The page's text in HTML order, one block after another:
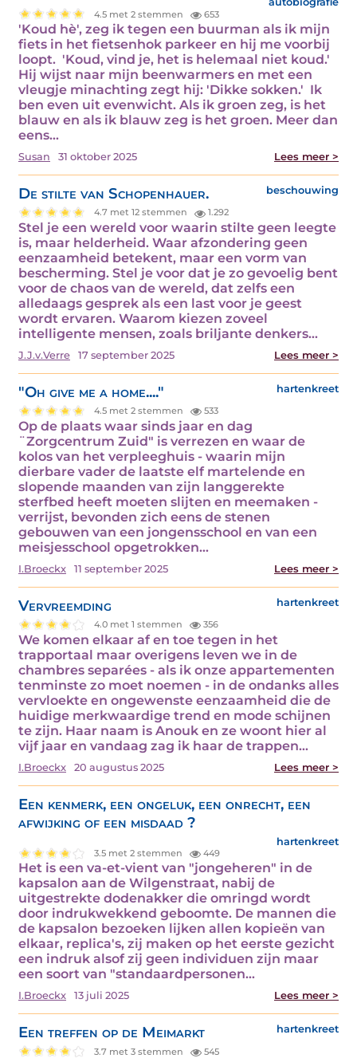
4.5 met 2 stemmen 653
'Koud hè', zeg ik tegen een buurman als ik mijn
fiets in het fietsenhok parkeer en hij me voorbij
loopt. 'Koud, vind je, het is helemaal niet koud.'
Hij wijst naar mijn beenwarmers en met een
vleugje minachting zegt hij: 'Dikke sokken.' Ik
ben even uit evenwicht. Als ik groen zeg, is het
blauw en als ik blauw zeg is het groen. Meer dan
eens…
Susan 31 oktober 2025 Lees meer >
De stilte van Schopenhauer. beschouwing
4.7 met 12 stemmen 1.292
Stel je een wereld voor waarin stilte geen leegte
is, maar helderheid. Waar afzondering geen
eenzaamheid betekent, maar een vorm van
bescherming. Stel je voor dat je zo gevoelig bent
voor de chaos van de wereld, dat zelfs een
alledaags gesprek als een last voor je geest
wordt ervaren. Waarom kiezen zoveel
intelligente mensen, zoals briljante denkers…
J.J.v.Verre 17 september 2025 Lees meer >
"Oh give me a home...." hartenkreet
4.5 met 2 stemmen 533
Op de plaats waar sinds jaar en dag
¨Zorgcentrum Zuid" is verrezen en waar de
kolos van het verpleeghuis - waarin mijn
dierbare vader de laatste elf martelende en
slopende maanden van zijn langgerekte
sterfbed heeft moeten slijten en meemaken -
verrijst, bevonden zich eens de stenen
gebouwen van een jongensschool en van een
meisjesschool opgetrokken…
I.Broeckx 11 september 2025 Lees meer >
Vervreemding hartenkreet
4.0 met 1 stemmen 356
We komen elkaar af en toe tegen in het
trapportaal maar overigens leven we in de
chambres separées - als ik onze appartementen
tenminste zo moet noemen - in de ondanks alles
vervloekte en ongewenste eenzaamheid die de
huidige merkwaardige trend en mode schijnen
te zijn. Haar naam is Anouk en ze woont hier al
vijf jaar en vandaag zag ik haar de trappen…
I.Broeckx 20 augustus 2025 Lees meer >
Een kenmerk, een ongeluk, een onrecht, een
afwijking of een misdaad ?
hartenkreet
3.5 met 2 stemmen 449
Het is een va-et-vient van "jongeheren" in de
kapsalon aan de Wilgenstraat, nabij de
uitgestrekte dodenakker die omringd wordt
door indrukwekkend geboomte. De mannen die
de kapsalon bezoeken lijken allen kopieën van
elkaar, replica's, zij maken op het eerste gezicht
een indruk alsof zij geen individuen zijn maar
een soort van "standaardpersonen…
I.Broeckx 13 juli 2025 Lees meer >
Een treffen op de Meimarkt hartenkreet
3.7 met 3 stemmen 545